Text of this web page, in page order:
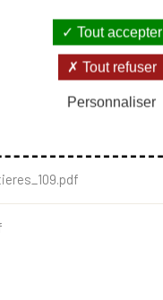
Tout accepter
Tout refuser
Personnaliser